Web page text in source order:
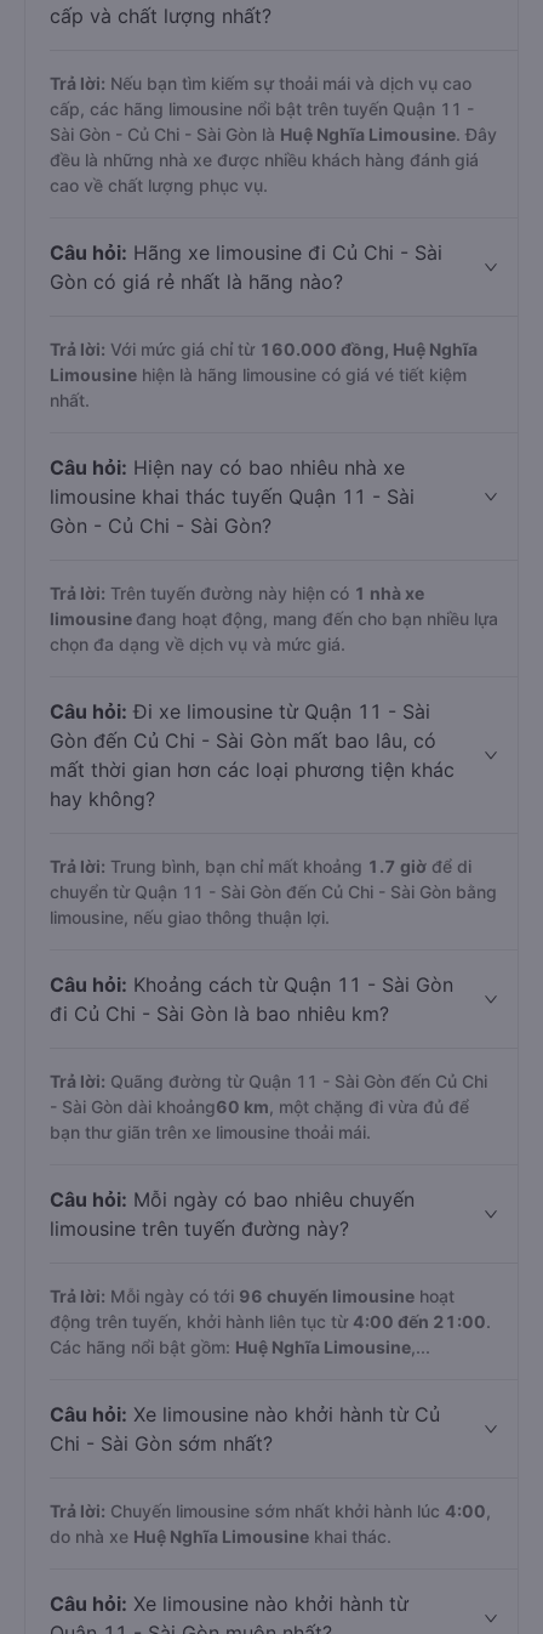
cấp và chất lượng nhất?
Trả lời: Nếu bạn tìm kiếm sự thoải mái và dịch vụ cao
cấp, các hãng limousine nổi bật trên tuyến Quận 11 -
Sài Gòn - Củ Chi - Sài Gòn là Huệ Nghĩa Limousine. Đây
đều là những nhà xe được nhiều khách hàng đánh giá
cao về chất lượng phục vụ.
Câu hỏi: Hãng xe limousine đi Củ Chi - Sài
Gòn có giá rẻ nhất là hãng nào?
Trả lời: Với mức giá chỉ từ 160.000 đồng, Huệ Nghĩa
Limousine hiện là hãng limousine có giá vé tiết kiệm
nhất.
Câu hỏi: Hiện nay có bao nhiêu nhà xe
limousine khai thác tuyến Quận 11 - Sài
Gòn - Củ Chi - Sài Gòn?
Trả lời: Trên tuyến đường này hiện có 1 nhà xe
limousine đang hoạt động, mang đến cho bạn nhiều lựa
chọn đa dạng về dịch vụ và mức giá.
Câu hỏi: Đi xe limousine từ Quận 11 - Sài
Gòn đến Củ Chi - Sài Gòn mất bao lâu, có
mất thời gian hơn các loại phương tiện khác
hay không?
Trả lời: Trung bình, bạn chỉ mất khoảng 1.7 giờ để di
chuyển từ Quận 11 - Sài Gòn đến Củ Chi - Sài Gòn bằng
limousine, nếu giao thông thuận lợi.
Câu hỏi: Khoảng cách từ Quận 11 - Sài Gòn
đi Củ Chi - Sài Gòn là bao nhiêu km?
Trả lời: Quãng đường từ Quận 11 - Sài Gòn đến Củ Chi
- Sài Gòn dài khoảng60 km , một chặng đi vừa đủ để
bạn thư giãn trên xe limousine thoải mái.
Câu hỏi: Mỗi ngày có bao nhiêu chuyến
limousine trên tuyến đường này?
Trả lời: Mỗi ngày có tới 96 chuyến limousine hoạt
động trên tuyến, khởi hành liên tục từ 4:00 đến 21:00.
Các hãng nổi bật gồm: Huệ Nghĩa Limousine ,...
Câu hỏi: Xe limousine nào khởi hành từ Củ
Chi - Sài Gòn sớm nhất?
Trả lời: Chuyến limousine sớm nhất khởi hành lúc 4:00
do nhà xe Huệ Nghĩa Limousine khai thác.
Câu hỏi: Xe limousine nào khởi hành từ